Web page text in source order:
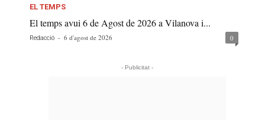
EL TEMPS
El temps avui 6 de Agost de 2026 a Vilanova i...
Redacció - 6 d'agost de 2026 0
- Publicitat -